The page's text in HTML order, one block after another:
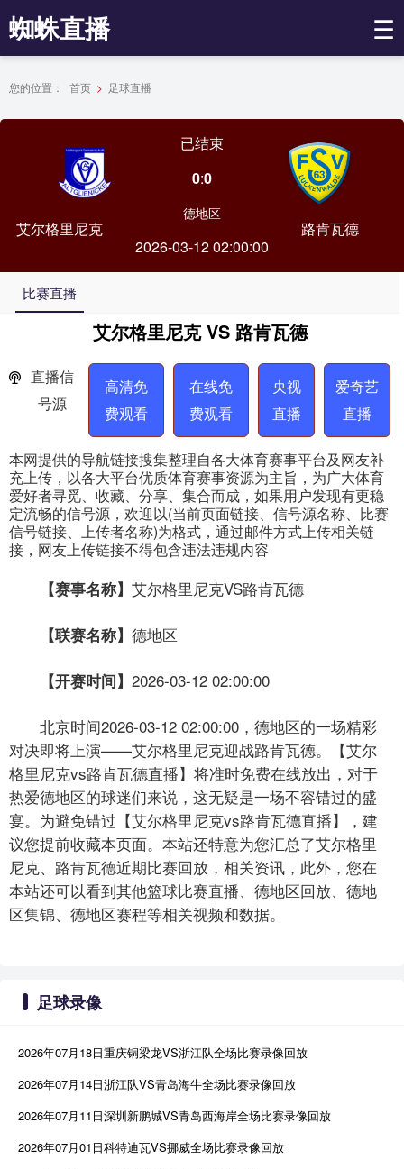
蜘蛛直播 ☰
您的位置： 首页 > 足球直播
艾尔格里尼克
已结束
0:0
德地区
2026-03-12 02:00:00
路肯瓦德
比赛直播
艾尔格里尼克 VS 路肯瓦德
直播信
号源
高清免
费观看
在线免
费观看
央视
直播
爱奇艺
直播
本网提供的导航链接搜集整理自各大体育赛事平台及网友补
充上传，以各大平台优质体育赛事资源为主旨，为广大体育
爱好者寻觅、收藏、分享、集合而成，如果用户发现有更稳
定流畅的信号源，欢迎以(当前页面链接、信号源名称、比赛
信号链接、上传者名称)为格式，通过邮件方式上传相关链
接，网友上传链接不得包含违法违规内容
【赛事名称】 艾尔格里尼克VS路肯瓦德
【联赛名称】 德地区
【开赛时间】 2026-03-12 02:00:00
北京时间2026-03-12 02:00:00，德地区的一场精彩
对决即将上演——艾尔格里尼克迎战路肯瓦德。【艾尔
格里尼克vs路肯瓦德直播】将准时免费在线放出，对于
热爱德地区的球迷们来说，这无疑是一场不容错过的盛
宴。为避免错过【艾尔格里尼克vs路肯瓦德直播】，建
议您提前收藏本页面。本站还特意为您汇总了艾尔格里
尼克、路肯瓦德近期比赛回放，相关资讯，此外，您在
本站还可以看到其他篮球比赛直播、德地区回放、德地
区集锦、德地区赛程等相关视频和数据。
足球录像
2026年07月18日重庆铜梁龙VS浙江队全场比赛录像回放
2026年07月14日浙江队VS青岛海牛全场比赛录像回放
2026年07月11日深圳新鹏城VS青岛西海岸全场比赛录像回放
2026年07月01日科特迪瓦VS挪威全场比赛录像回放